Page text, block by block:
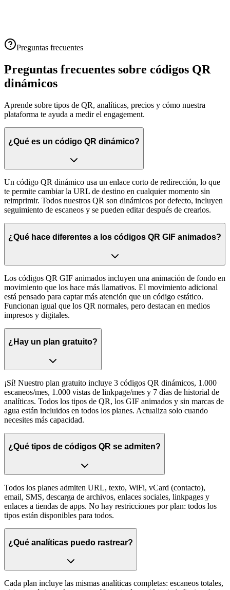
Preguntas frecuentes
Preguntas frecuentes sobre códigos QR
dinámicos
Aprende sobre tipos de QR, analíticas, precios y cómo nuestra
plataforma te ayuda a medir el engagement.
¿Qué es un código QR dinámico?
Un código QR dinámico usa un enlace corto de redirección, lo que
te permite cambiar la URL de destino en cualquier momento sin
reimprimir. Todos nuestros QR son dinámicos por defecto, incluyen
seguimiento de escaneos y se pueden editar después de crearlos.
¿Qué hace diferentes a los códigos QR GIF animados?
Los códigos QR GIF animados incluyen una animación de fondo en
movimiento que los hace más llamativos. El movimiento adicional
está pensado para captar más atención que un código estático.
Funcionan igual que los QR normales, pero destacan en medios
impresos y digitales.
¿Hay un plan gratuito?
¡Sí! Nuestro plan gratuito incluye 3 códigos QR dinámicos, 1.000
escaneos/mes, 1.000 vistas de linkpage/mes y 7 días de historial de
analíticas. Todos los tipos de QR, los GIF animados y sin marcas de
agua están incluidos en todos los planes. Actualiza solo cuando
necesites más capacidad.
¿Qué tipos de códigos QR se admiten?
Todos los planes admiten URL, texto, WiFi, vCard (contacto),
email, SMS, descarga de archivos, enlaces sociales, linkpages y
enlaces a tiendas de apps. No hay restricciones por plan: todos los
tipos están disponibles para todos.
¿Qué analíticas puedo rastrear?
Cada plan incluye las mismas analíticas completas: escaneos totales,